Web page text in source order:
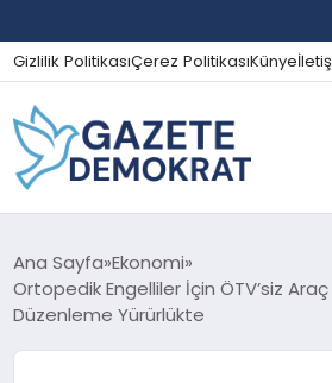
Gizlilik PolitikasıÇerez PolitikasıKünye
GÜNDEM
EKONOMI
Ana Sayfa Ekonomi
Ortopedik Engelliler İçin ÖTV’siz Araç
Düzenleme Yürürlükte